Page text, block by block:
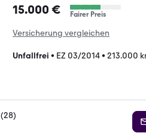
15.000 € Fairer Preis
Versicherung vergleichen
Unfallfrei • EZ 03/2014• 213.000
(28)